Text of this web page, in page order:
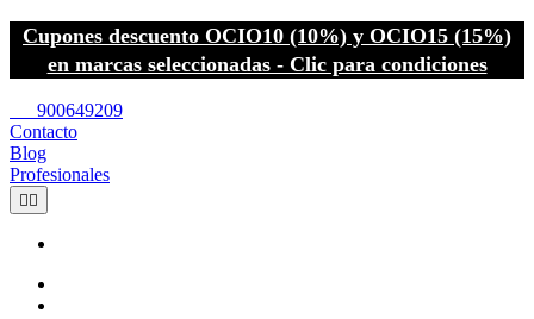
Cupones descuento OCIO10 (10%) y OCIO15 (15%)
en marcas seleccionadas - Clic para condiciones
900649209
Contacto
Blog
Profesionales
 